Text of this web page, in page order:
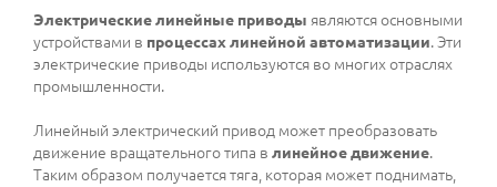
Электрические линейные приводы являются основными
устройствами в процессах линейной автоматизации. Эти
электрические приводы используются во многих отраслях
промышленности.
Линейный электрический привод может преобразовать
движение вращательного типа в линейное движение.
Таким образом получается тяга, которая может поднимать,